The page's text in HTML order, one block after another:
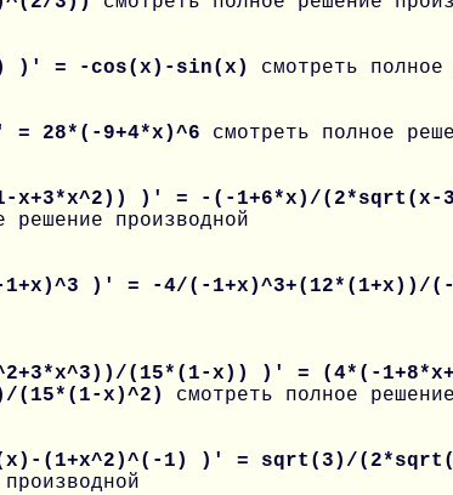
)' = -cos(x)-sin(x) смотреть полное
28*(-9+4*x)^6 смотреть полное
x+3*x^2)) )' = -(-1+6*x)/(2*sqrt(x-
решение производной
)' = -4/(-1+x)^3+(12*(1+x))/(-
(15*(1-x)) )' = (4*(-
(15*(1-x)^2) смотреть полное
(1+x^2)^(-1) )' = sqrt(3)/